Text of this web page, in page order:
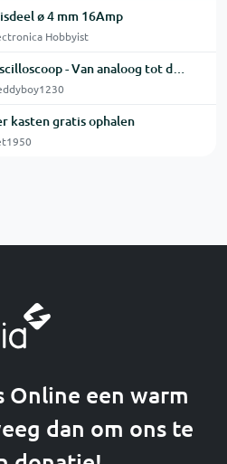
ø 4 mm 16Amp
Hobbyist
Gezocht boek "De Oscilloscoop - Van analoog tot digitaal"
kasten gratis ophalen
Online een warm
dan om ons te